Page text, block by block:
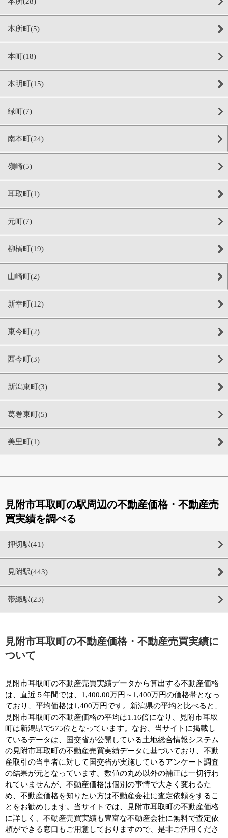
本所町(5)
本町(18)
本明町(15)
緑町(7)
南本町(24)
嶺崎(5)
耳取町(1)
元町(7)
柳橋町(19)
山崎町(2)
新幸町(12)
東今町(2)
西今町(3)
新潟東町(3)
葛巻東町(5)
美里町(1)
見附市耳取町の駅周辺の不動産価格・不動産売
買実績を調べる
押切駅(41)
見附駅(443)
帯織駅(23)
見附市耳取町の不動産価格・不動産売買実績に
ついて
見附市耳取町の不動産売買実績データから算出する不動産価格
は、直近５年間では、1,400.00万円～1,400万円の価格帯となっ
ており、平均価格は1,400万円です。新潟県の平均と比べると、
見附市耳取町の不動産価格の平均は1.16倍になり、見附市耳取
町は新潟県で575位となっています。なお、当サイトに掲載し
ているデータは、国交省が公開している土地総合情報システム
の見附市耳取町の不動産売買実績データに基づいており、不動
産取引の当事者に対して国交省が実施しているアンケート調査
の結果が元となっています。数値の丸め以外の補正は一切行わ
れていませんが、不動産価格は個別の事情で大きく変わるた
め、不動産価格を知りたい方は不動産会社に査定依頼をするこ
とをお勧めします。当サイトでは、見附市耳取町の不動産価格
に詳しく、不動産売買実績も豊富な不動産会社に無料で査定依
頼ができる窓口もご用意しておりますので、是非ご活用くださ